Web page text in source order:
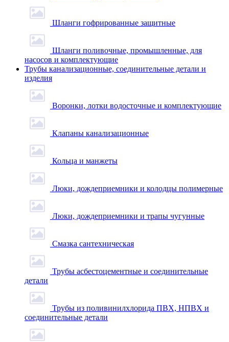
Шланги гофрированные защитные
Шланги поливочные, промышленные, для
насосов и комплектующие
Трубы канализационные, соединительные детали и
изделия
Воронки, лотки водосточные и комплектующие
Клапаны канализационные
Кольца и манжеты
Люки, дождеприемники и колодцы полимерные
Люки, дождеприемники и трапы чугунные
Смазка сантехническая
Трубы асбестоцементные и соединительные
детали
Трубы из поливинилхлорида ПВХ, НПВХ и
соединительные детали